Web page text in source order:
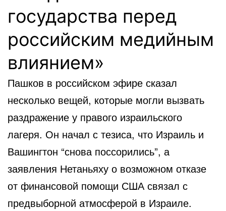
государства перед
российским медийным
влиянием»
Пашков в российском эфире сказал
несколько вещей, которые могли вызвать
раздражение у правого израильского
лагеря. Он начал с тезиса, что Израиль и
Вашингтон “снова поссорились”, а
заявления Нетаньяху о возможном отказе
от финансовой помощи США связал с
предвыборной атмосферой в Израиле.